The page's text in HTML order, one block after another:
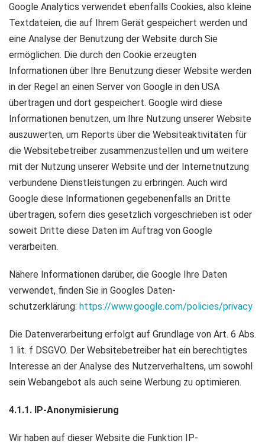
Google Analytics verwendet ebenfalls Cookies, also kleine
Textdateien, die auf Ihrem Gerät gespeichert werden und
eine Analyse der Benutzung der Website durch Sie
ermöglichen. Die durch den Cookie erzeugten
Informationen über Ihre Benutzung dieser Website werden
in der Regel an einen Server von Google in den USA
übertragen und dort gespeichert. Google wird diese
Informationen benutzen, um Ihre Nutzung unserer Website
auszuwerten, um Reports über die Websiteaktivitäten für
die Websitebetreiber zusammenzustellen und um weitere
mit der Nutzung unserer Website und der Internetnutzung
verbundene Dienstleistungen zu erbringen. Auch wird
Google diese Informationen gegebenenfalls an Dritte
übertragen, sofern dies gesetzlich vorgeschrieben ist oder
soweit Dritte diese Daten im Auftrag von Google
verarbeiten.
Nähere Informationen darüber, die Google Ihre Daten
verwendet, finden Sie in Googles Daten-
schutzerklärung: https://www.google.com/policies/privacy
Die Datenverarbeitung erfolgt auf Grundlage von Art. 6 Abs.
1 lit. f DSGVO. Der Websitebetreiber hat ein berechtigtes
Interesse an der Analyse des Nutzerverhaltens, um sowohl
sein Webangebot als auch seine Werbung zu optimieren.
4.1.1. IP-Anonymisierung
Wir haben auf dieser Website die Funktion IP-